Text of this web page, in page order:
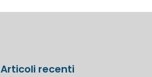
Articoli recenti